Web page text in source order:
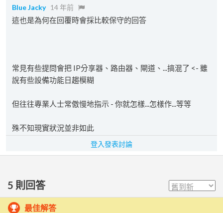
Blue Jacky 14 年前
這也是為何在回覆時會採比較保守的回答
常見有些提問會把 IP分享器、路由器、閘道、...搞混了 <- 雖
說有些設備功能日趨模糊
但往往專業人士常傲慢地指示 - 你就怎樣...怎樣作...等等
殊不知現實狀況並非如此
登入發表討論
5 則回答
最佳解答